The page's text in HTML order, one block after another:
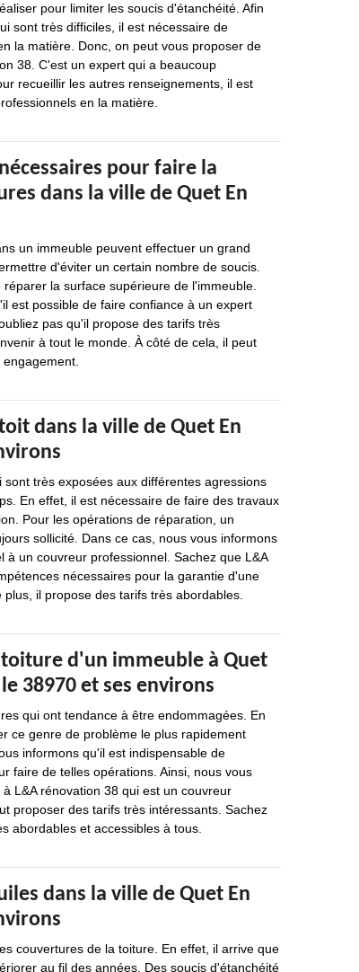
pour limiter les soucis d'étanchéité. Afin
sont très difficiles, il est nécessaire de
la matière. Donc, on peut vous proposer de
38. C'est un expert qui a beaucoup
recueillir les autres renseignements, il est
en la matière.
pour faire la
dans la ville de Quet En
un immeuble peuvent effectuer un grand
d'éviter un certain nombre de soucis.
la surface supérieure de l'immeuble.
est possible de faire confiance à un expert
pas qu'il propose des tarifs très
à tout le monde. À côté de cela, il peut
dans la ville de Quet En
très exposées aux différentes agressions
En effet, il est nécessaire de faire des travaux
Pour les opérations de réparation, un
sollicité. Dans ce cas, nous vous informons
à un couvreur professionnel. Sachez que L&A
nécessaires pour la garantie d'une
il propose des tarifs très abordables.
d'un immeuble à Quet
38970 et ses environs
qui ont tendance à être endommagées. En
ce genre de problème le plus rapidement
informons qu'il est indispensable de
faire de telles opérations. Ainsi, nous vous
L&A rénovation 38 qui est un couvreur
proposer des tarifs très intéressants. Sachez
abordables et accessibles à tous.
dans la ville de Quet En
couvertures de la toiture. En effet, il arrive que
au fil des années. Des soucis d'étanchéité